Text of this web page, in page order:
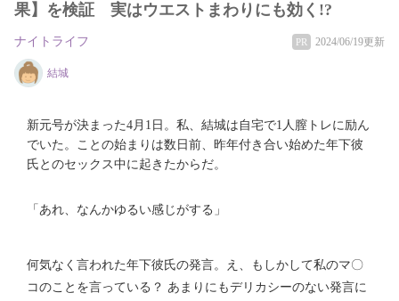
果】を検証 実はウエストまわりにも効く!?
ナイトライフ PR 2024/06/19更新
結城
新元号が決まった4月1日。私、結城は自宅で1人膣トレに励ん
でいた。ことの始まりは数日前、昨年付き合い始めた年下彼
氏とのセックス中に起きたからだ。
「あれ、なんかゆるい感じがする」
何気なく言われた年下彼氏の発言。え、もしかして私のマ〇
コのことを言っている？ あまりにもデリカシーのない発言に